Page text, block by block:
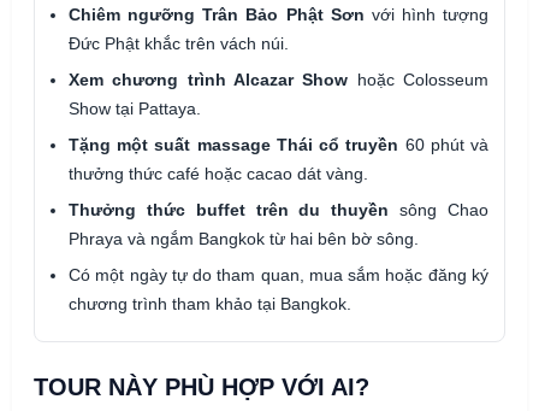
Chiêm ngưỡng Trân Bảo Phật Sơn với hình tượng
Đức Phật khắc trên vách núi.
Xem chương trình Alcazar Show hoặc Colosseum
Show tại Pattaya.
Tặng một suất massage Thái cổ truyền 60 phút và
thưởng thức café hoặc cacao dát vàng.
Thưởng thức buffet trên du thuyền sông Chao
Phraya và ngắm Bangkok từ hai bên bờ sông.
Có một ngày tự do tham quan, mua sắm hoặc đăng ký
chương trình tham khảo tại Bangkok.
TOUR NÀY PHÙ HỢP VỚI AI?